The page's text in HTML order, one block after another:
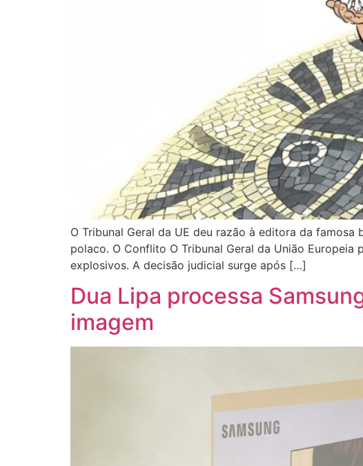
O Tribunal Geral da UE deu razão à editora da
polaco. O Conflito O Tribunal Geral da União
explosivos. A decisão judicial surge após […]
Dua Lipa processa
imagem